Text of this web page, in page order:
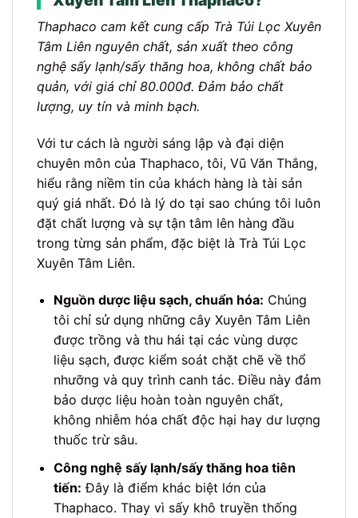
Thaphaco cam kết cung cấp Trà Túi Lọc Xuyên
Tâm Liên nguyên chất, sản xuất theo công
nghệ sấy lạnh/sấy thăng hoa, không chất bảo
quản, với giá chỉ 80.000đ. Đảm bảo chất
lượng, uy tín và minh bạch.
Với tư cách là người sáng lập và đại diện
chuyên môn của Thaphaco, tôi, Vũ Văn Thắng,
hiểu rằng niềm tin của khách hàng là tài sản
quý giá nhất. Đó là lý do tại sao chúng tôi luôn
đặt chất lượng và sự tận tâm lên hàng đầu
trong từng sản phẩm, đặc biệt là Trà Túi Lọc
Xuyên Tâm Liên.
Nguồn dược liệu sạch, chuẩn hóa: Chúng
tôi chỉ sử dụng những cây Xuyên Tâm Liên
được trồng và thu hái tại các vùng dược
liệu sạch, được kiểm soát chặt chẽ về thổ
nhưỡng và quy trình canh tác. Điều này đảm
bảo dược liệu hoàn toàn nguyên chất,
không nhiễm hóa chất độc hại hay dư lượng
thuốc trừ sâu.
Công nghệ sấy lạnh/sấy thăng hoa tiên
tiến: Đây là điểm khác biệt lớn của
Thaphaco. Thay vì sấy khô truyền thống